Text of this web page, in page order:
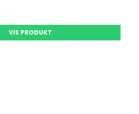
VIS PRODUKT